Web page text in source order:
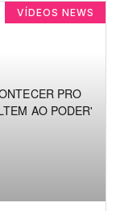
VÍDEOS NEWS